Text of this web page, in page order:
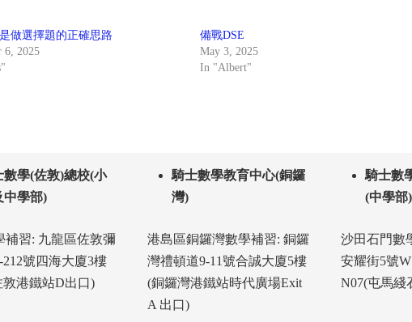
做選擇題的正確思路
6, 2025
備戰DSE
May 3, 2025
In "Albert"
數學(佐敦)總校(小
中學部)
補習: 九龍區佐敦彌
212號四海大廈3樓
敦港鐵站D出口)
騎士數學教育中心(銅鑼
灣)
港島區銅鑼灣數學補習: 銅鑼
灣禮頓道9-11號合誠大廈5樓
(銅鑼灣港鐵站時代廣場Exit
A 出口)
騎士數
(中學部)
沙田石門數
安耀街5號
N07(屯馬綫